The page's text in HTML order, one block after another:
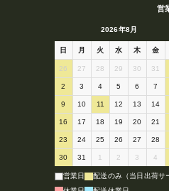
営
2026年8月
日 月 火 水 木 金
26 27 28 29 30 31
2 3 4 5 6 7
9 10 11 12 13 14
16 17 18 19 20 21
23 24 25 26 27 28
30 31 1 2 3 4
営業日
配送のみ（当日出荷サ